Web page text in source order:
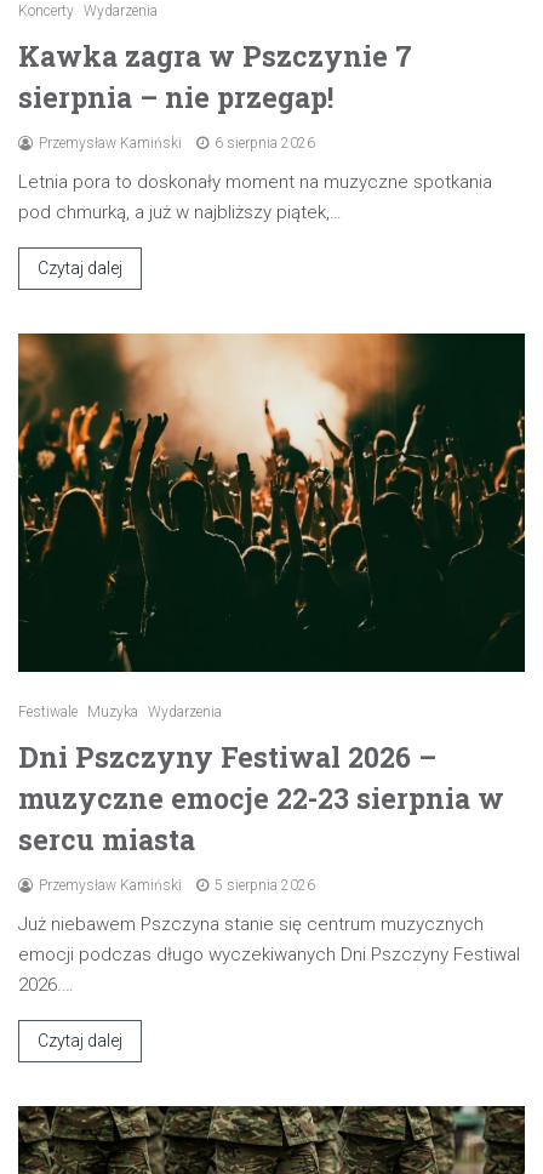
Koncerty Wydarzenia
Kawka zagra w Pszczynie 7
sierpnia – nie przegap!
Przemysław Kamiński 6 sierpnia 2026
Letnia pora to doskonały moment na muzyczne spotkania
pod chmurką, a już w najbliższy piątek,…
Czytaj dalej
Festiwale Muzyka Wydarzenia
Dni Pszczyny Festiwal 2026 –
muzyczne emocje 22-23 sierpnia w
sercu miasta
Przemysław Kamiński 5 sierpnia 2026
Już niebawem Pszczyna stanie się centrum muzycznych
emocji podczas długo wyczekiwanych Dni Pszczyny Festiwal
2026.…
Czytaj dalej